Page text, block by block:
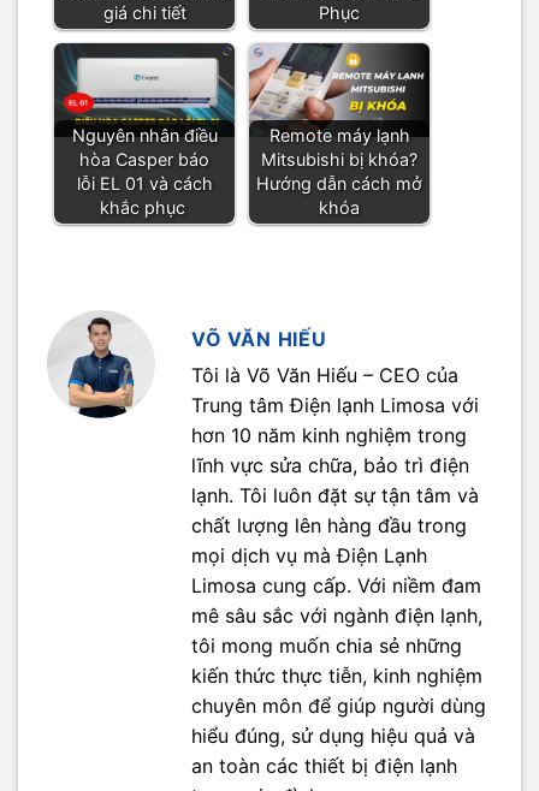
giá chi tiết
Phục
Nguyên nhân điều
hòa Casper báo
lỗi EL 01 và cách
khắc phục
Remote máy lạnh
Mitsubishi bị khóa?
Hướng dẫn cách mở
khóa
VÕ VĂN HIẾU
Tôi là Võ Văn Hiếu – CEO của
Trung tâm Điện lạnh Limosa với
hơn 10 năm kinh nghiệm trong
lĩnh vực sửa chữa, bảo trì điện
lạnh. Tôi luôn đặt sự tận tâm và
chất lượng lên hàng đầu trong
mọi dịch vụ mà Điện Lạnh
Limosa cung cấp. Với niềm đam
mê sâu sắc với ngành điện lạnh,
tôi mong muốn chia sẻ những
kiến thức thực tiễn, kinh nghiệm
chuyên môn để giúp người dùng
hiểu đúng, sử dụng hiệu quả và
an toàn các thiết bị điện lạnh